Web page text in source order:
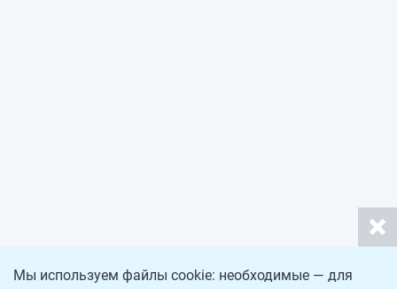
Мы используем файлы cookie: необходимые — для